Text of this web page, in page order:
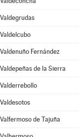
Valdegrudas
Valdelcubo
Valdenuño Fernández
Valdepeñas de la Sierra
Valderrebollo
Valdesotos
Valfermoso de Tajuña